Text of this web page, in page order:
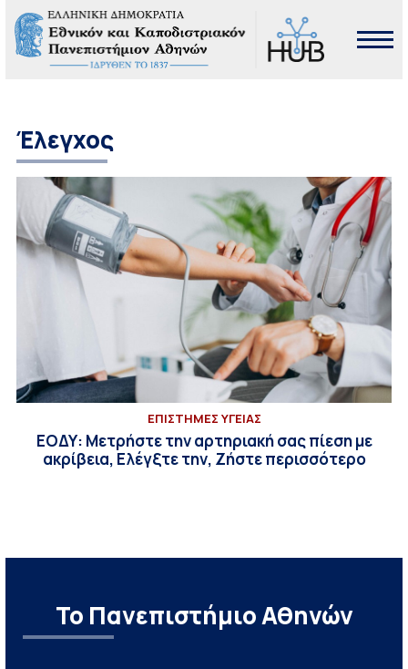
Έλεγχος
ΕΠΙΣΤΗΜΕΣ ΥΓΕΙΑΣ
ΕΟΔΥ: Μετρήστε την αρτηριακή σας πίεση με
ακρίβεια, Ελέγξτε την, Ζήστε περισσότερο
Το Πανεπιστήμιο Αθηνών